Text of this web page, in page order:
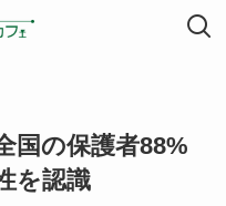
国の保護者88%
を認識